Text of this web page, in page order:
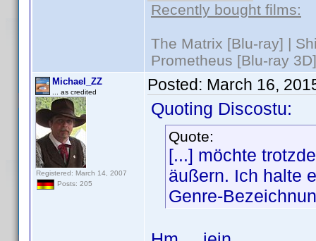
Recently bought films:
The Matrix [Blu-ray] |
Prometheus [Blu-ray
Michael_ZZ
... as credited
Registered: March 14, 2007
Posts: 205
Posted: March 16,
Quoting Discostu:
Quote:
[...] möchte
äußern. Ich halte
Genre-